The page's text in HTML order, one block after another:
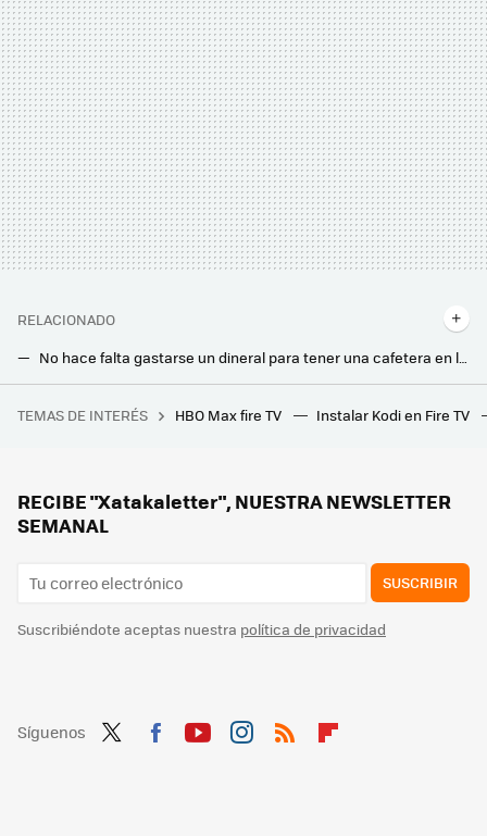
RELACIONADO
No hace falta gastarse un dineral para tener una cafetera en la cocina. Esta Cecotec es un chollo ahora
No le temas a la lluvia: este es el dispositivo ideal para secar la ropa en casa en invierno
Está en Netflix y fue nominada a 10 Oscars pero injustamente los perdió todos: una de las mejores y más personales películas de su director
TEMAS DE INTERÉS HBO Max fire TV Instalar Kodi en Fire TV
RECIBE "Xatakaletter", NUESTRA NEWSLETTER
SEMANAL
SUSCRIBIR
Suscribiéndote aceptas nuestra política de privacidad
Síguenos